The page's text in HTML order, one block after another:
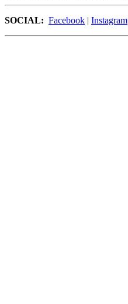
SOCIAL: Facebook | Instagram